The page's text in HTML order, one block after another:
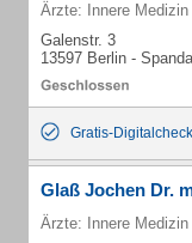
Ärzte: Innere
Galenstr. 3
13597 Berlin -
Gratis-Digitalcheck
Glaß Jochen Dr.
Ärzte: Innere